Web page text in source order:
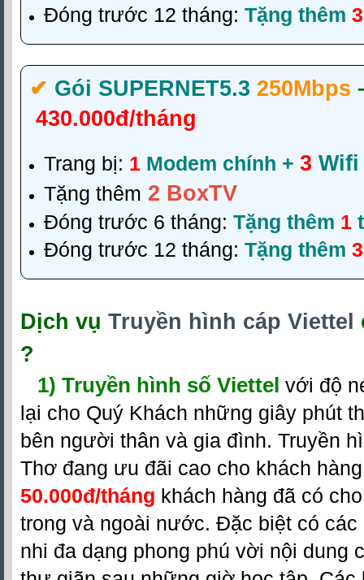
Đóng trước 12 tháng: Tặng thêm 3
✔‎ Gói SUPERNET5.3 250Mbps
430.000đ/tháng
Trang bị: 1 Modem chính + 3
Tặng thêm 2 BoxTV
Đóng trước 6 tháng: Tặng thêm 1
Đóng trước 12 tháng: Tặng thêm 3
Dịch vụ Truyền hình cáp Viettel
?
1) Truyền hình số Viettel với độ
lại cho Quý Khách những giây phút
bên người thân và gia đình. Truyền
Thơ đang ưu đãi cao cho khách
50.000đ/tháng khách hàng đã có
trong và ngoài nước. Đặc biệt có các
nhi đa dạng phong phú vời nội dung